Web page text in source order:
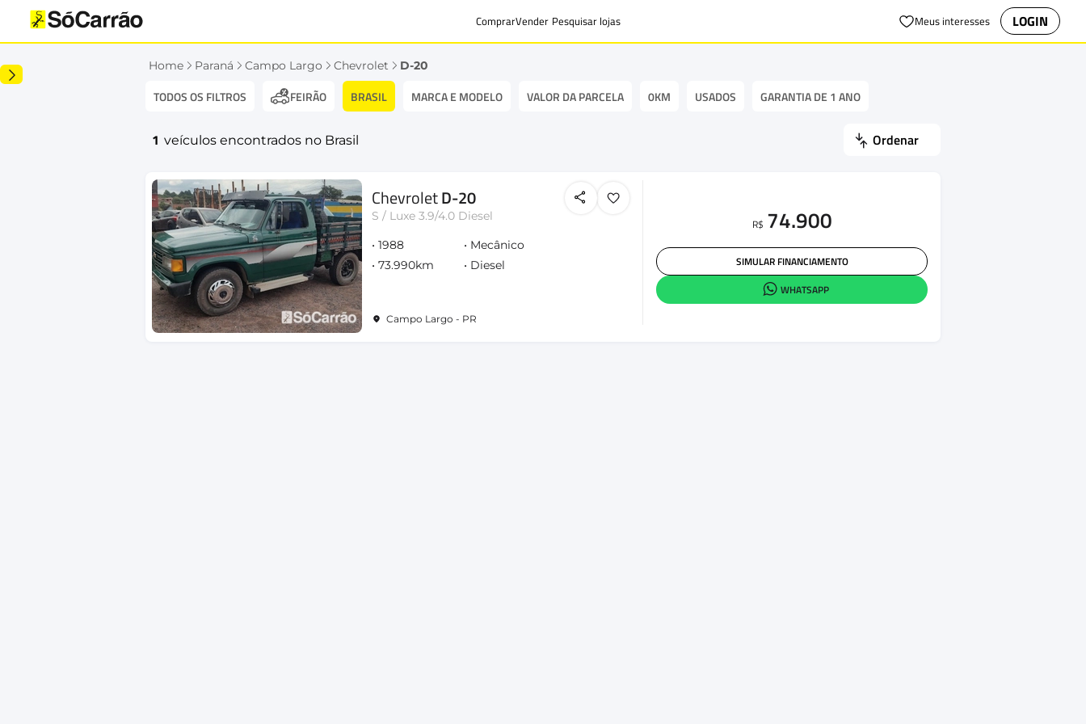
ComprarVender Pesquisar lojas Meus interesses LOGIN
Home Paraná Campo Largo Chevrolet D-20
TODOS OS FILTROS FEIRÃO BRASIL MARCA E MODELO VALOR DA PARCELA 0KM USADOS GARANTIA DE 1 ANO
1 veículos encontrados no Brasil Ordenar
ChevroletD-20
S / Luxe 3.9/4.0 Diesel
1988
Mecânico
73.990km
Diesel
Campo Largo - PR
R$ 74.900
SIMULAR FINANCIAMENTO
WHATSAPP